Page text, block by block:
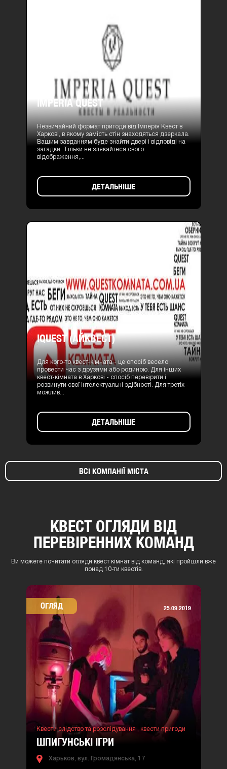
IMPERIA QUEST
Незвичайний формат пригоди від Імперія Квест в
Харкові, в якому замість стін знаходяться дзеркала.
Вашим завданням буде знайти двері і відповіді на
загадки. Тільки не злякайтеся свого
відображення,...
ДЕТАЛЬНІШЕ
IQUEST (АЙКВЕСТ)
Для кого-то квест-кімната - це спосіб весело
провести час з друзями або родиною. Для інших
квест-кімната в Харкові - спосіб перевірити і
розвинути свої інтелектуальні здібності. Для третіх -
можлив...
ДЕТАЛЬНІШЕ
ВСІ КОМПАНІЇ МІСТА
КВЕСТ ОГЛЯДИ ВІД
ПЕРЕВІРЕННИХ КОМАНД
Ви можете почитати огляди квест кімнат від команд, які пройшли вже
понад 10-ти квестів.
ОГЛЯД 25.09.2019
Квести слідство та розслідування , квести пригоди
ШПИГУНСЬКІ ІГРИ
Харьков, вул. Громадянська, 17